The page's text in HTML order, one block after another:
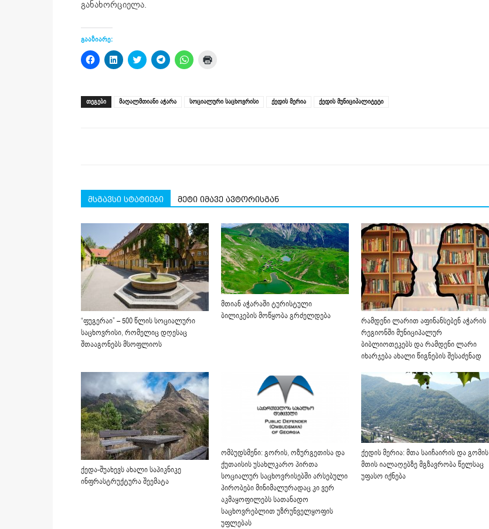
განახორციელა.
გააზიარე:
Click
to
(Opens
in
new
Click
to
(Opens
in
Click
to
(Opens
in
Click
to
(Opens
in
Click
to
(Opens
in
new
window)
ᲗᲔᲒᲔᲑᲘ მაღალმთიანი აჭარა სოციალური საცხოვრისი ქედის მერია ქედის მუნიციპალიტეტი
მსგავსი სტატიები მეტი იმავე ავტორისგან
“ფუგერაი” – 500 წლის სოციალური
საცხოვრისი, რომელიც დღესაც
შთააგონებს მსოფლიოს
მთიან აჭარაში ტურისტული
ბილიკების მოწყობა გრძელდება
რამდენი ლარით აფინანსებენ აჭარის
რეგიონში მუნიციპალურ
ბიბლიოთეკებს და რამდენი ლარი
იხარჯება ახალი წიგნების შესაძენად
ქედა-შუახევს ახალი საპიკნიკე
ინფრასტრუქტურა შეემატა
ომბუდსმენი: გორის, ოზურგეთისა და
ქუთაისის უსახლკარო პირთა
სოციალურ საცხოვრისებში არსებული
პირობები მინიმალურადაც კი ვერ
აკმაყოფილებს სათანადო
საცხოვრებლით უზრუნველყოფის
უფლებას
ქედის მერია: მთა საიჩაირის და გომის
მთის იალაღებზე მგზავრობა წელსაც
უფასო იქნება